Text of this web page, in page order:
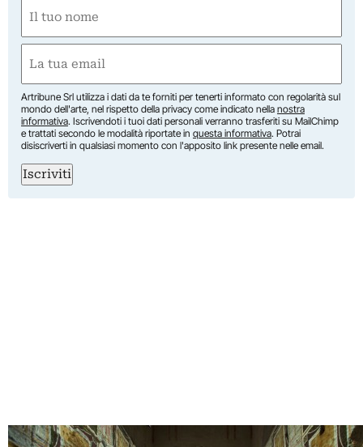
(Obbligatorio)
Nome
(Obbligatorio)
Artribune Srl utilizza i dati da te forniti per tenerti informato con regolarità sul
mondo dell'arte, nel rispetto della privacy come indicato nella nostra
informativa. Iscrivendoti i tuoi dati personali verranno trasferiti su MailChimp
e trattati secondo le modalità riportate in questa informativa. Potrai
disiscriverti in qualsiasi momento con l'apposito link presente nelle email.
Iscriviti